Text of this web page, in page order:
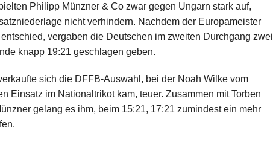
Philipp Münzner & Co zwar gegen Ungarn stark auf,
nicht verhindern. Nachdem der Europameister
vergaben die Deutschen im zweiten Durchgang zwei
knapp 19:21 geschlagen geben.
sich die DFFB-Auswahl, bei der Noah Wilke vom
Einsatz im Nationaltrikot kam, teuer. Zusammen mit Torben
gelang es ihm, beim 15:21, 17:21 zumindest ein mehr